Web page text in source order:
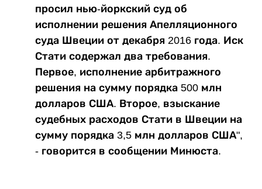
просил нью-йоркский суд об
исполнении решения Апелляционного
суда Швеции от декабря 2016 года. Иск
Стати содержал два требования.
Первое, исполнение арбитражного
решения на сумму порядка 500 млн
долларов США. Второе, взыскание
судебных расходов Стати в Швеции на
сумму порядка 3,5 млн долларов США",
- говорится в сообщении Минюста.